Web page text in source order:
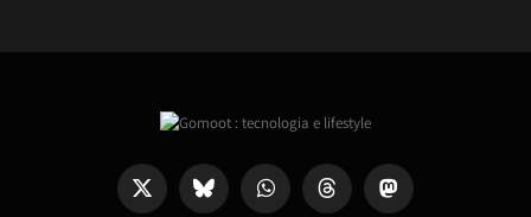
X
Bluesky WhatsAppThreads Mastodon